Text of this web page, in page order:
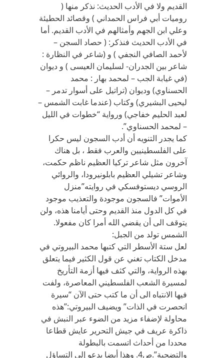
القديم ولا في الأدب الحديث: نذكر منها (
روميات أبي فراس الحمداني ) وقصائد الحطيئة
وعلي ابن الجهم وأمثالهم في الأدب القديم. أما
في الأدب الحديث فنذكر: ( حصاد السجن –
لأحمد الصافي النجفي ) و (شاعر في النظارة :
شاعر بين الجدران- لسليمان العيسى ) و ديوان
(في غيابة الجب – لمحمد بهار : محمد
الحسناوي) وديوان (تراتيل على أسوار تدمر –
ليحيى البشيري) وكتاب (عندما غابت الشمس –
لعبد الحليم خفاجي) ورواية “خطوات في الليل
– لمحمد الحسناوي”.
كما يجدر التنويه أن أدب السجون ليس حكرا
على الفلسطينيين والعرب فقط ، بل هناك
آخرون مثل شاعر تركيا العظيم ناظم حكمت،
وشاعر تشيلي العظيم بابلونيرودا، والروائي
الروسي ديستوفسكي في روايته”منزل
الأموات” فالسجون موجودة والتعذيب موجود
في كل الدول منذ القديم وحتى أيامنا هذه، ولن
يتوقف الى أن يقضي الله أمرا كان مفعولا.
الشمس تولد من الجبل:
لعل ستة الأسطر التي كتبها محمد البيروتي في
مدخل الكتاب تغني عن قول الكثير فيما يتعلق
بهذه الرواية، والتي كثف فيها أزمة التأريخ
لمسيرة الشعب الفلسطيني المعاصرة، ولفت
فيها الانتباه الى أن ما كتب حتى الآن “سيرة
انحصرت في الذات” ويضيف البيروتي:”هذه
محاولة لإضفاء مزيد من الضوء عبر النبش في
ذاكرة عريف في جيش التحرير عايش قطاعا
محددا من أحداث اتسمت بالبطولة
والتضحية”.ص4. وهذا أيضا يدعو إلى التساؤل